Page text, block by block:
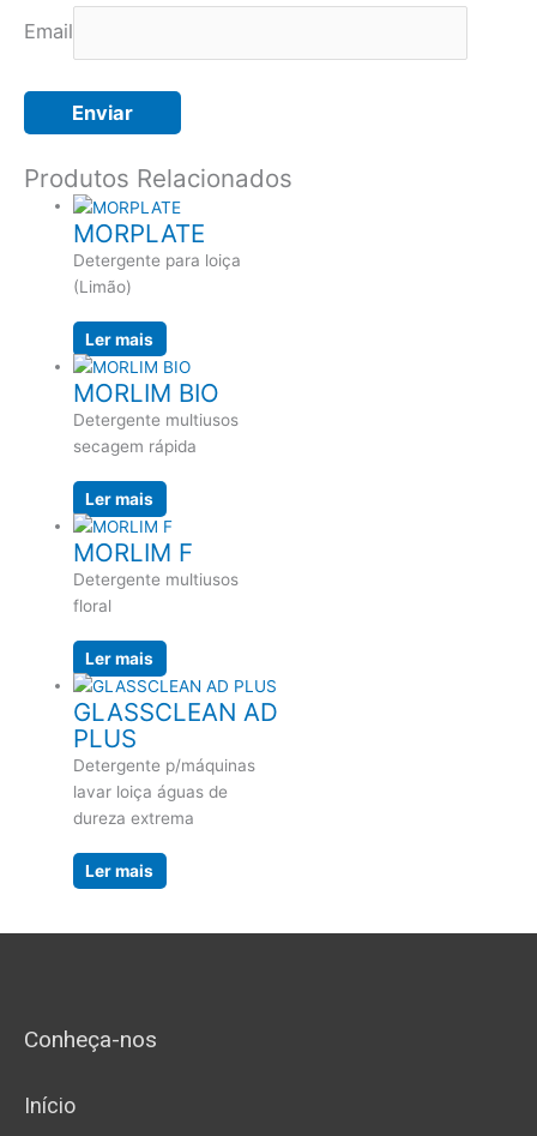
Email
Produtos Relacionados
MORPLATE
Detergente para loiça
(Limão)
Ler mais
MORLIM BIO
Detergente multiusos
secagem rápida
Ler mais
MORLIM F
Detergente multiusos
floral
Ler mais
GLASSCLEAN AD
PLUS
Detergente p/máquinas
lavar loiça águas de
dureza extrema
Ler mais
Conheça-nos
Início